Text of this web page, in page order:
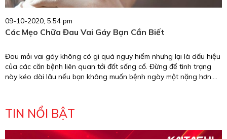
09-10-2020, 5:54 pm
Các Mẹo Chữa Đau Vai Gáy Bạn Cần Biết
Đau mỏi vai gáy không có gì quá nguy hiểm nhưng lại là dấu hiệu
của các căn bệnh liên quan tới đốt sống cổ. Đừng để tình trạng
này kéo dài lâu nếu bạn không muốn bệnh ngày một nặng hơn.
TIN NỔI BẬT